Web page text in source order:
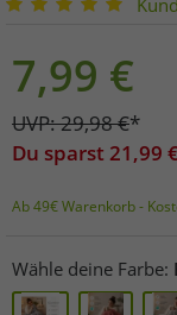
7,99 €
UVP:29,98€*
Du sparst 21,99
Ab 49€ Warenkorb -
Wähle deine Farbe: